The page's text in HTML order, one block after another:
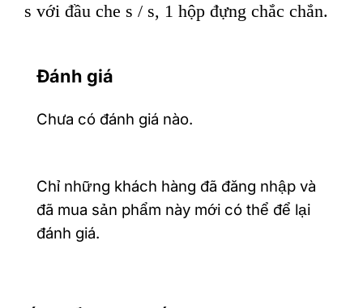
s với đầu che s / s, 1 hộp đựng chắc chắn.
Đánh giá
Chưa có đánh giá nào.
Chỉ những khách hàng đã đăng nhập và
đã mua sản phẩm này mới có thể để lại
đánh giá.